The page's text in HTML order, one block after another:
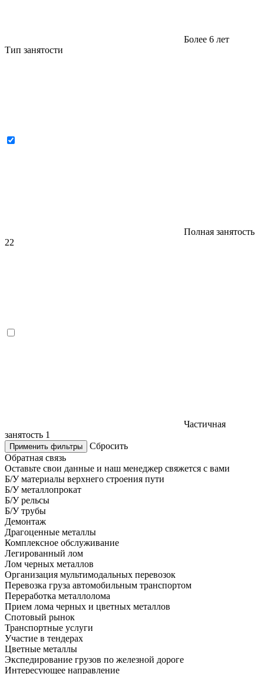
Более 6 лет
Тип занятости
Полная занятость
22
Частичная
занятость 1
Применить фильтры
Сбросить
Обратная связь
Оставьте свои данные и наш менеджер свяжется с вами
Б/У материалы верхнего строения пути
Б/У металлопрокат
Б/У рельсы
Б/У трубы
Демонтаж
Драгоценные металлы
Комплексное обслуживание
Легированный лом
Лом черных металлов
Организация мультимодальных перевозок
Перевозка груза автомобильным транспортом
Переработка металлолома
Прием лома черных и цветных металлов
Спотовый рынок
Транспортные услуги
Участие в тендерах
Цветные металлы
Экспедирование грузов по железной дороге
Интересующее направление